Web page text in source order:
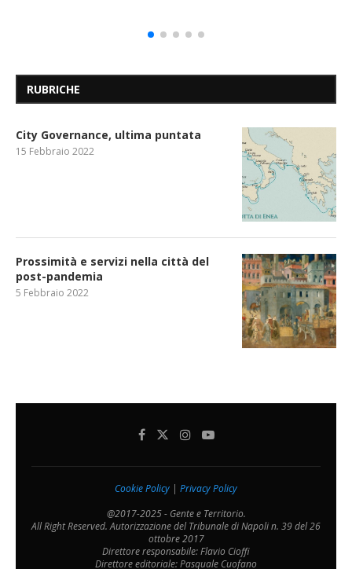
RUBRICHE
City Governance, ultima puntata
15 Febbraio 2022
Prossimità e servizi nella città del
post-pandemia
5 Febbraio 2022
Cookie Policy | Privacy Policy
@2017-2025 - Gente e Territorio.
All Right Reserved. Autorizzazione del Tribunale di Napoli n. 39 del 26
ottobre 2017
Direttore responsabile: Flavio Cioffi
Direttore editoriale: Pasquale Cuofano